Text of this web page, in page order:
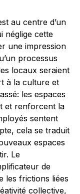
au centre d’un
néglige cette
une impression
processus
locaux seraient
à la culture et
les espaces
et renforcent la
sentent
cela se traduit
espaces
Le
de
les frictions liées
collective,